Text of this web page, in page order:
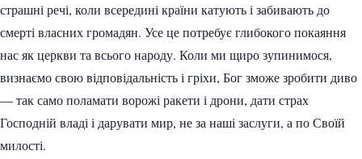
страшні речі, коли всередині країни катують і забивають до
смерті власних громадян. Усе це потребує глибокого покаяння
нас як церкви та всього народу. Коли ми щиро зупинимося,
визнаємо свою відповідальність і гріхи, Бог зможе зробити диво
— так само поламати ворожі ракети і дрони, дати страх
Господній владі і дарувати мир, не за наші заслуги, а по Своїй
милості.